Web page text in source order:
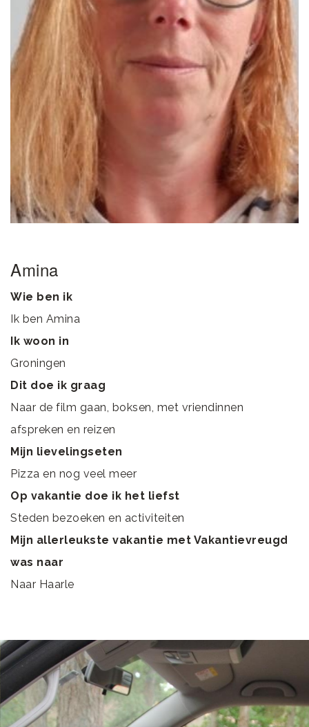
Amina
Wie ben ik
Ik ben Amina
Ik woon in
Groningen
Dit doe ik graag
Naar de film gaan, boksen, met vriendinnen
afspreken en reizen
Mijn lievelingseten
Pizza en nog veel meer
Op vakantie doe ik het liefst
Steden bezoeken en activiteiten
Mijn allerleukste vakantie met Vakantievreugd
was naar
Naar Haarle